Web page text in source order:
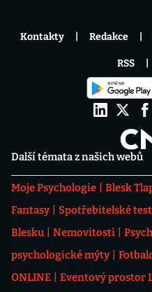
Další témata z našich webů
Moje Psychologie Blesk
Fantasy
Spotřebitelské
Blesku
Nemovitosti
psychologické mýty
ONLINE
Eventový prostor
Kontakty Redakce
RSS